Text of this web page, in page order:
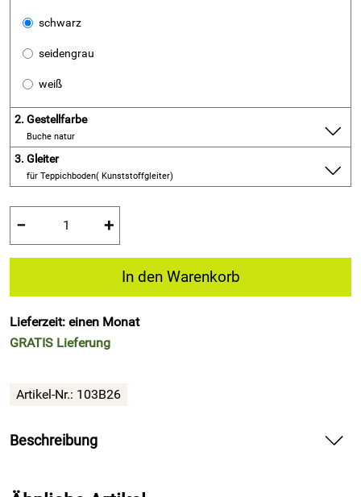
schwarz
seidengrau
weiß
2. Gestellfarbe
Buche natur
3. Gleiter
für Teppichboden( Kunststoffgleiter)
− +
In den Warenkorb
Lieferzeit: einen Monat
GRATIS Lieferung
Artikel-Nr.: 103B26
Beschreibung